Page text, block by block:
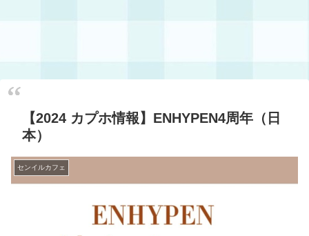
【2024 カプホ情報】ENHYPEN4周年（日
本）
センイルカフェ